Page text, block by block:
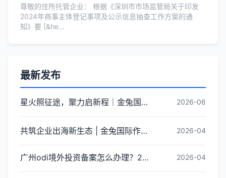
尊敬的住所托管企业： 根据《深圳市市场监管局关于印发
2024年商事主体登记事项及公示信息抽查工作方案的通
知》要 [&he…
最新发布
星火照征途，聚力启新程｜金兔国际井冈山红色研学团建圆满收官 2026-06
共筑企业出海新生态 | 金兔国际作为代表单位亮相宝安区出海服务中心揭牌仪式 2026-04
广州odi境外投资备案怎么办理？2026年最新流程详解 2026-04